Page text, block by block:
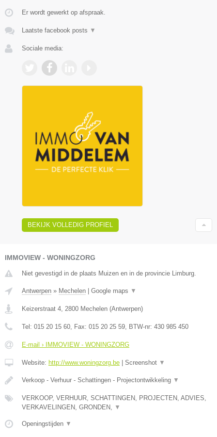
Er wordt gewerkt op afspraak.
Laatste facebook posts ▼
Sociale media:
BEKIJK VOLLEDIG PROFIEL
IMMOVIEW - WONINGZORG
Niet gevestigd in de plaats Muizen en in de provincie Limburg.
Antwerpen » Mechelen Google maps ▼
Keizerstraat 4 2800 Mechelen (Antwerpen)
Tel: 015 20 15 60 , Fax: 015 20 25 59 , BTW-nr: 430 985 450
E-mail › IMMOVIEW - WONINGZORG
Website: http://www.woningzorg.be Screenshot ▼
Verkoop - Verhuur - Schattingen - Projectontwikkeling ▼
VERKOOP, VERHUUR, SCHATTINGEN, PROJECTEN, ADVIES,
VERKAVELINGEN, GRONDEN,
▼
Openingstijden ▼